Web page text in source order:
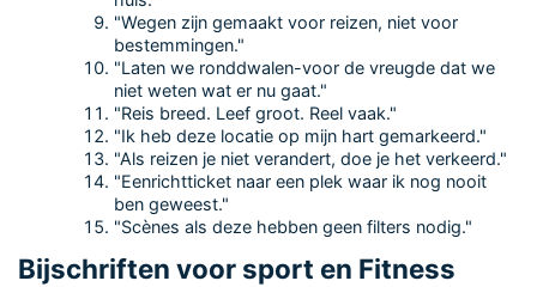
"Wegen zijn gemaakt voor reizen, niet voor
bestemmingen."
"Laten we ronddwalen-voor de vreugde dat we
niet weten wat er nu gaat."
"Reis breed. Leef groot. Reel vaak."
"Ik heb deze locatie op mijn hart gemarkeerd."
"Als reizen je niet verandert, doe je het verkeerd."
"Eenrichtticket naar een plek waar ik nog nooit
ben geweest."
"Scènes als deze hebben geen filters nodig."
Bijschriften voor sport en Fitness